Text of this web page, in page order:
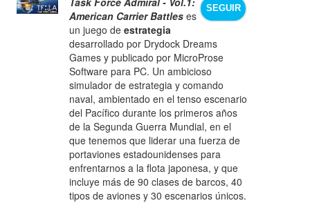
SEGUIR
American Carrier Battles es
un juego deestrategia
desarrollado por Drydock Dreams
Games y publicado por MicroProse
Software para PC. Un ambicioso
simulador de estrategia y comando
naval, ambientado en el tenso escenario
del Pacífico durante los primeros años
de la Segunda Guerra Mundial, en el
que tenemos que liderar una fuerza de
portaviones estadounidenses para
enfrentarnos a la flota japonesa, y que
incluye más de 90 clases de barcos, 40
tipos de aviones y 30 escenarios únicos.